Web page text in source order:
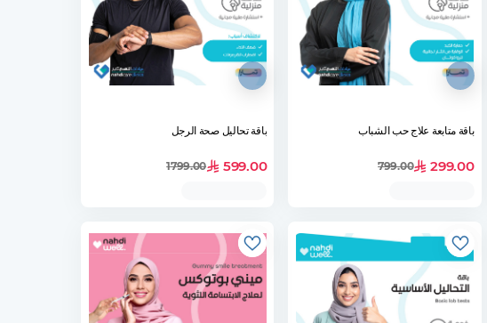
باقة متابعة علاج حب الشباب
299.00
799.00
باقة تحاليل صحة الرجل
599.00
1799.00